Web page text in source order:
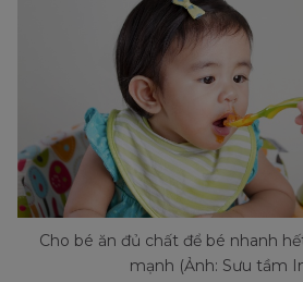
Cho bé ăn đủ chất để bé nhanh
mạnh (Ảnh: Sưu tầm